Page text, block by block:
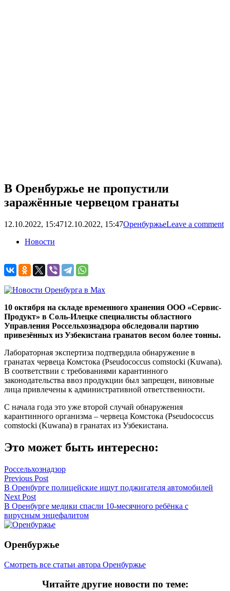
В Оренбуржье не пропустили
заражённые червецом гранаты
12.10.2022, 15:4712.10.2022, 15:47ОренбуржьеLeave a comment
Новости
10 октября на складе временного хранения ООО «Сервис-
Продукт» в Соль-Илецке специалисты областного
Управления Россельхознадзора обследовали партию
привезённых из Узбекистана гранатов весом более тонны.
Лабораторная экспертиза подтвердила обнаружение в
гранатах червеца Комстока (Pseudococcus comstocki (Kuwana).
В соответствии с требованиями карантинного
законодательства ввоз продукции был запрещен, виновные
лица привлечены к административной ответственности.
С начала года это уже второй случай обнаружения
карантинного организма – червеца Комстока (Pseudococcus
comstocki (Kuwana) в гранатах из Узбекистана.
Это может быть интересно:
Россельхознадзор
Навигация
по
записям
Previous Post
В Оренбурге полицейские ищут поджигателя автомобилей
Next Post
В Оренбурге медики спасли 10-месячного ребёнка с
вирусным энцефалитом
Оренбуржье
Смотреть все статьи автора Оренбуржье
Читайте другие новости по теме: